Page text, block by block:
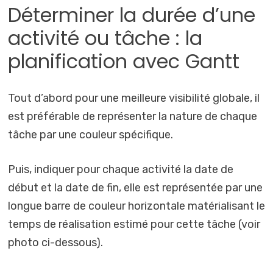
Déterminer la durée d’une
activité ou tâche : la
planification avec Gantt
Tout d’abord pour une meilleure visibilité globale, il
est préférable de représenter la nature de chaque
tâche par une couleur spécifique.
Puis, indiquer pour chaque activité la date de
début et la date de fin, elle est représentée par une
longue barre de couleur horizontale matérialisant le
temps de réalisation estimé pour cette tâche (voir
photo ci-dessous).